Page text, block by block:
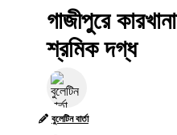
গাজীপুরে
শ্রমিক দগ্ধ
বুলেটিন বার্তা